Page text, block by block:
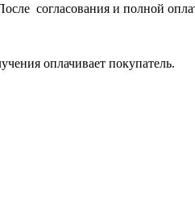
согласования и полной
оплачивает покупатель.